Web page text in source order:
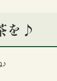
を♪
♪